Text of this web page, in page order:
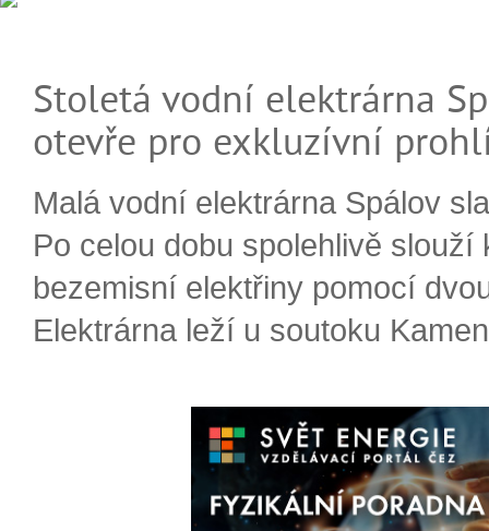
Stoletá vodní elektrárna
otevře pro exkluzívní
Malá vodní elektrárna Spálov
Po celou dobu spolehlivě slouží
bezemisní elektřiny pomocí
Elektrárna leží u soutoku